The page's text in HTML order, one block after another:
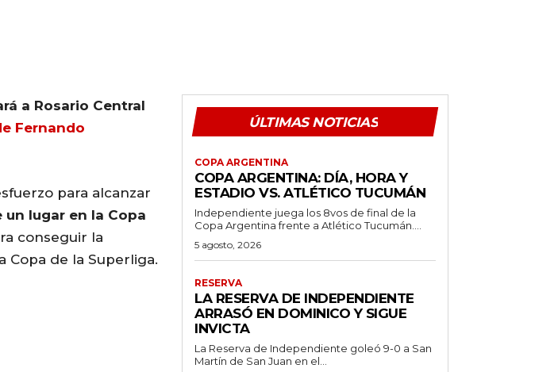
a Rosario Central
Fernando
para alcanzar
lugar en la Copa
conseguir la
Copa de la Superliga.
ÚLTIMAS NOTICIAS
COPA ARGENTINA
COPA ARGENTINA: DÍA, HORA Y
ESTADIO VS. ATLÉTICO TUCUMÁN
Independiente juega los 8vos de final de la
Copa Argentina frente a Atlético Tucumán....
5 agosto, 2026
RESERVA
LA RESERVA DE INDEPENDIENTE
ARRASÓ EN DOMINICO Y SIGUE
INVICTA
La Reserva de Independiente goleó 9-0 a San
Martín de San Juan en el...